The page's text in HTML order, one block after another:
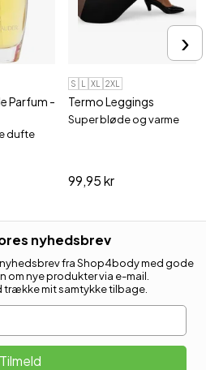
Parfum -
dufte
S XL 2XL
Termo Leggings
Super bløde og varme
99,95 kr
›
nyhedsbrev
fra Shop4body med gode
om nye produkter via e-mail.
trække mit samtykke tilbage.
Tilmeld